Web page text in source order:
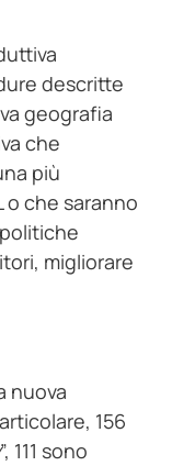
descritte
geografia
che
più
che saranno
migliorare
nuova
156
”, 111 sono